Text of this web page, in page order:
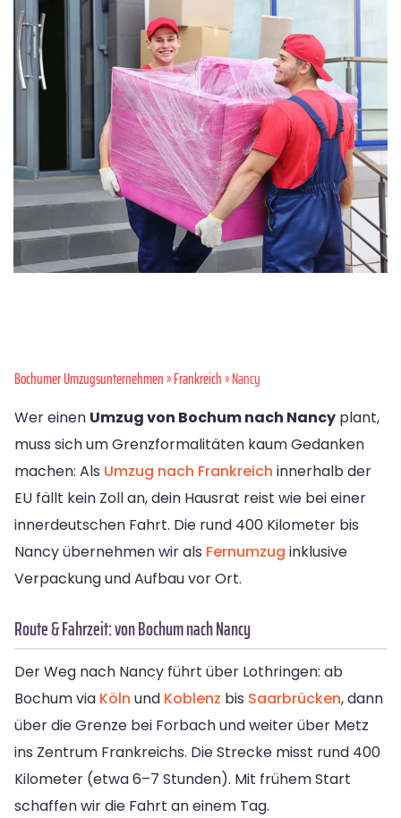
Bochumer Umzugsunternehmen»Frankreich» Nancy
Wer einen Umzug von Bochum nach Nancy plant,
muss sich um Grenzformalitäten kaum Gedanken
machen: Als Umzug nach Frankreich innerhalb der
EU fällt kein Zoll an, dein Hausrat reist wie bei einer
innerdeutschen Fahrt. Die rund 400 Kilometer bis
Nancy übernehmen wir als Fernumzug inklusive
Verpackung und Aufbau vor Ort.
Route & Fahrzeit: von Bochum nach Nancy
Der Weg nach Nancy führt über Lothringen: ab
Bochum via Köln und Koblenz bis Saarbrücken, dann
über die Grenze bei Forbach und weiter über Metz
ins Zentrum Frankreichs. Die Strecke misst rund 400
Kilometer (etwa 6–7 Stunden). Mit frühem Start
schaffen wir die Fahrt an einem Tag.